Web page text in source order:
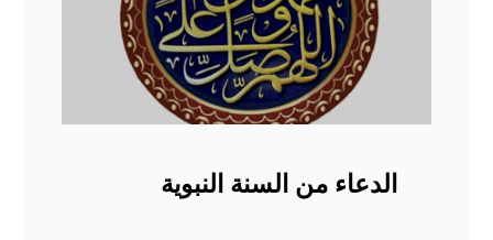
الدعاء من السنة النبوية